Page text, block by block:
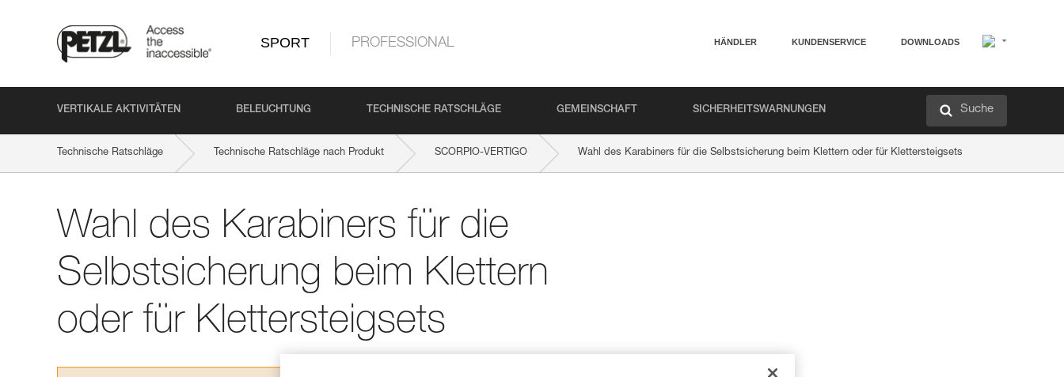
SPORT PROFESSIONAL HÄNDLER KUNDENSERVICE DOWNLOADS
VERTIKALE AKTIVITÄTEN BELEUCHTUNG TECHNISCHE RATSCHLÄGE GEMEINSCHAFT SICHERHEITSWARNUNGEN Suche
Technische Ratschläge Technische Ratschläge nach Produkt SCORPIO-VERTIGO Wahl des Karabiners für die Selbstsicherung beim Klettern oder für Klettersteigsets
Wahl des Karabiners für die
Selbstsicherung beim Klettern
oder für Klettersteigsets